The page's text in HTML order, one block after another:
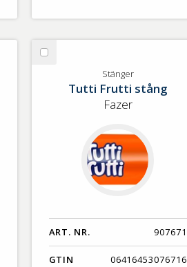
Välj
Stänger
Tutti Frutti stång
Fazer
ART. NR. 907671
GTIN 06416453076716